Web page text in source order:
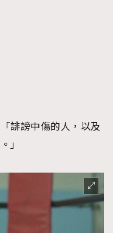
誹謗中傷的人，以及
」